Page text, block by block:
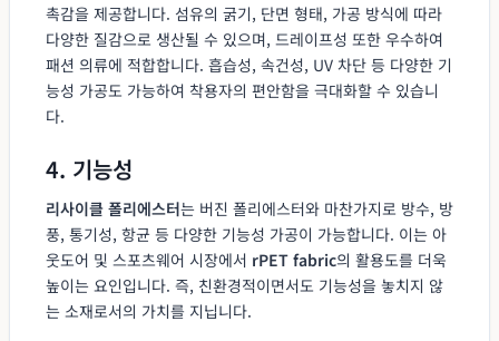
촉감을 제공합니다. 섬유의 굵기, 단면 형태, 가공 방식에 따라
다양한 질감으로 생산될 수 있으며, 드레이프성 또한 우수하여
패션 의류에 적합합니다. 흡습성, 속건성, UV 차단 등 다양한 기
능성 가공도 가능하여 착용자의 편안함을 극대화할 수 있습니
다.
4. 기능성
리사이클 폴리에스터는 버진 폴리에스터와 마찬가지로 방수, 방
풍, 통기성, 항균 등 다양한 기능성 가공이 가능합니다. 이는 아
웃도어 및 스포츠웨어 시장에서 rPET fabric의 활용도를 더욱
높이는 요인입니다. 즉, 친환경적이면서도 기능성을 놓치지 않
는 소재로서의 가치를 지닙니다.